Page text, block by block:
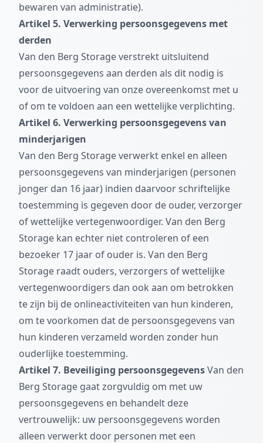
bewaren van administratie).
Artikel 5. Verwerking persoonsgegevens met
derden
Van den Berg Storage verstrekt uitsluitend
persoonsgegevens aan derden als dit nodig is
voor de uitvoering van onze overeenkomst met u
of om te voldoen aan een wettelijke verplichting.
Artikel 6. Verwerking persoonsgegevens van
minderjarigen
Van den Berg Storage verwerkt enkel en alleen
persoonsgegevens van minderjarigen (personen
jonger dan 16 jaar) indien daarvoor schriftelijke
toestemming is gegeven door de ouder, verzorger
of wettelijke vertegenwoordiger. Van den Berg
Storage kan echter niet controleren of een
bezoeker 17 jaar of ouder is. Van den Berg
Storage raadt ouders, verzorgers of wettelijke
vertegenwoordigers dan ook aan om betrokken
te zijn bij de onlineactiviteiten van hun kinderen,
om te voorkomen dat de persoonsgegevens van
hun kinderen verzameld worden zonder hun
ouderlijke toestemming.
Artikel 7. Beveiliging persoonsgegevensVan den
Berg Storage gaat zorgvuldig om met uw
persoonsgegevens en behandelt deze
vertrouwelijk: uw persoonsgegevens worden
alleen verwerkt door personen met een